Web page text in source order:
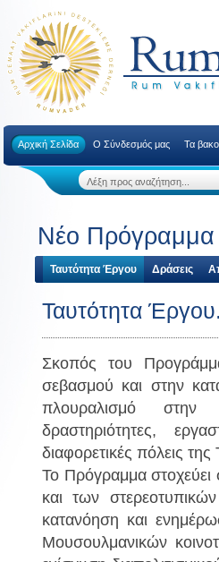
Αρχική Σελίδα Ο Σύνδεσμός μας Τα
Νέο
Ταυτότητα Έργου Δράσεις
Ταυτότητα
Σκοπός του
σεβασμού και στην
πλουραλισμό στην
δραστηριότητες,
διαφορετικές πόλεις της
Το Πρόγραμμα
και των
κατανόηση και
Μουσουλμανικών
ΚΟΙΝΟΤΗΤΑ
ΜΠΕΙΚΟΖ